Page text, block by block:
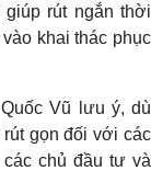
rút ngắn thời
khai thác phục
Vũ lưu ý, dù
gọn đối với các
chủ đầu tư và